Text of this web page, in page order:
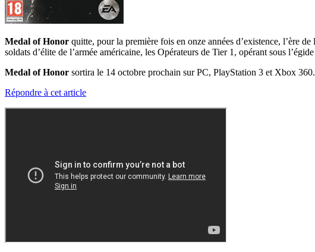
Medal of Honor quitte, pour la première fois en onze années d’existence, l’ère
soldats d’élite de l’armée américaine, les Opérateurs de Tier 1, opérant sous
Medal of Honor sortira le 14 octobre prochain sur PC, PlayStation 3 et Xbox 360.
Répondre à cet article